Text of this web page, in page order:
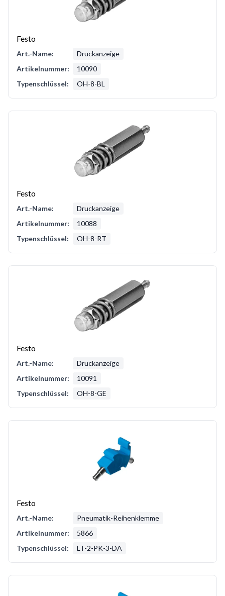
Festo
Art.-Name:
Druckanzeige
Artikelnummer:
10090
Typenschlüssel:
OH-8-BL
Festo
Art.-Name:
Druckanzeige
Artikelnummer:
10088
Typenschlüssel:
OH-8-RT
Festo
Art.-Name:
Druckanzeige
Artikelnummer:
10091
Typenschlüssel:
OH-8-GE
Festo
Art.-Name:
Pneumatik-Reihenklemme
Artikelnummer:
5866
Typenschlüssel:
LT-2-PK-3-DA